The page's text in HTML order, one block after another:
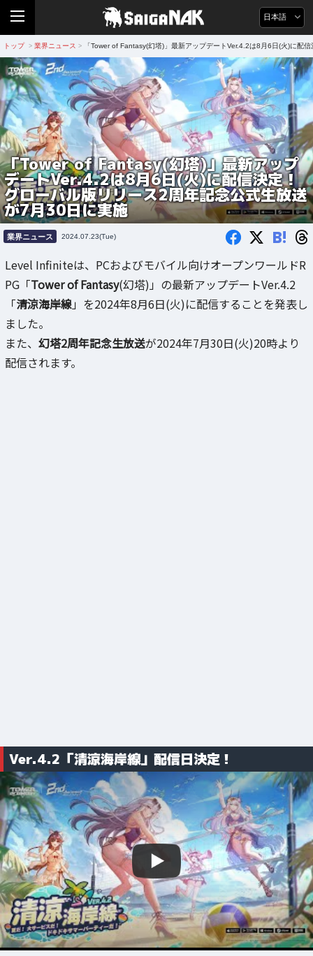
日本語
トップ > 業界ニュース > 「Tower of Fantasy(幻塔)」最新アップデートVer.4.2は8月6日(火)に配
「Tower of Fantasy(幻塔)」最新アップ
デートVer.4.2は8月6日(火)に配信決定！
グローバル版リリース2周年記念公式生放送
が7月30日に実施
業界ニュース 2024.07.23(Tue) B!
Level Infiniteは、PCおよびモバイル向けオープンワールドR
PG「Tower of Fantasy(幻塔)」の最新アップデートVer.4.2
「清涼海岸線」を2024年8月6日(火)に配信することを発表し
ました。
また、 幻塔2周年記念生放送が2024年7月30日(火)20時より
配信されます。
Ver.4.2「清涼海岸線」配信日決定！